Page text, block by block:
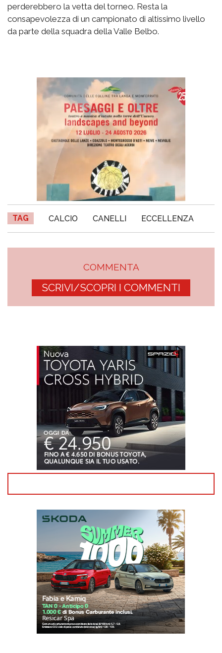
perderebbero la vetta del torneo. Resta la
consapevolezza di un campionato di altissimo livello
da parte della squadra della Valle Belbo.
TAG CALCIO CANELLI ECCELLENZA
COMMENTA
SCRIVI/SCOPRI I COMMENTI